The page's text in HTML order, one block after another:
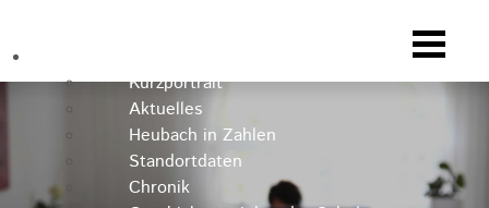
Kurzportrait
Aktuelles
Heubach in Zahlen
Standortdaten
Chronik